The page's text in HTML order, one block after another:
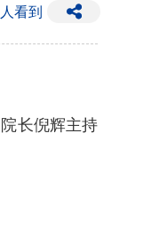
看到
长倪辉主持